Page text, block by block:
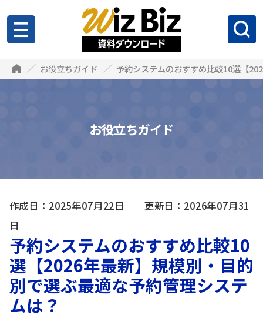
お役立ちガイド 予約システムのおすすめ比較10選【
お役立ちガイド
作成日：2025年07月22日 更新日：2026年07月31
日
予約システムのおすすめ比較10
選【2026年最新】規模別・目的
別で選ぶ最適な予約管理システ
ムは？